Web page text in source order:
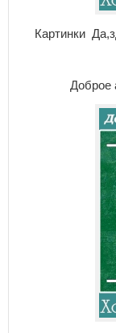
Картинки
Доброе